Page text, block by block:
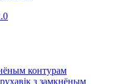
контурам
з замкнёным